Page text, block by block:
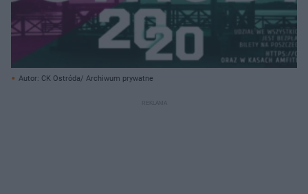
Autor: CK Ostróda/ Archiwum prywatne